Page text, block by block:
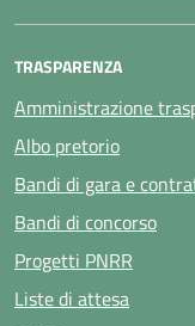
TRASPARENZA
Amministrazione
Albo pretorio
Bandi di gara e
Bandi di concorso
Progetti PNRR
Liste di attesa